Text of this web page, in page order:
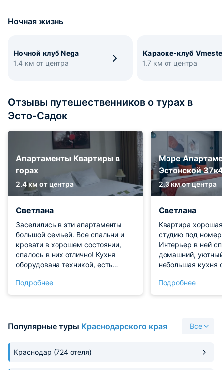
Ночная жизнь
Ночной клуб Nega
1.4 км от центра
Караоке-клуб Vmeste
1.7 км от центра
Отзывы путешественников о турах в
Эсто-Садок
Апартаменты Квартиры в
горах
2.4 км от центра
Светлана
Заселились в эти апартаменты
большой семьей. Все спальни и
кровати в хорошем состоянии,
спалось в них отлично! Кухня
оборудована техникой, есть
оборудована и ванная комната.
Полотенца и туалетные средства
добрались быстро, но брали
трансфер. Магазины совсем
Подробнее
Море
Эстонской
2.3 км от центра
Светлана
Квартира
студию под
Интерьер в ней
домашний,
небольшая кухня
присутствует,
со своими
апартаментов
дорога, лыжные
Подробнее
Популярные туры Краснодарского края Все
Краснодар (724 отеля)